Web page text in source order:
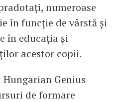
numeroase
în funcție de vârstă și
în educația și
acestor copii.
Genius
de formare